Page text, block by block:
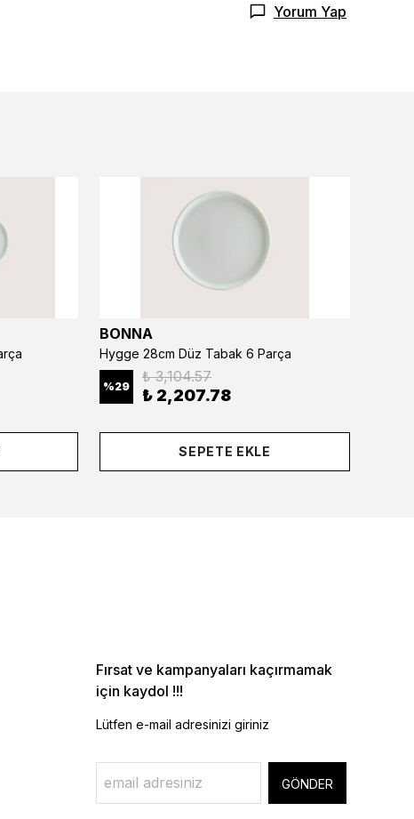
Yorum Yap
BONNA
Hygge 28cm Düz Tabak 6 Parça
%29
₺ 3,104.57
₺ 2,207.78
SEPETE EKLE
Fırsat ve kampanyaları kaçırmamak
için kaydol !!!
Lütfen e-mail adresinizi giriniz
GÖNDER